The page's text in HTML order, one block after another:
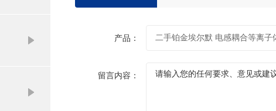
产品：
留言内容：